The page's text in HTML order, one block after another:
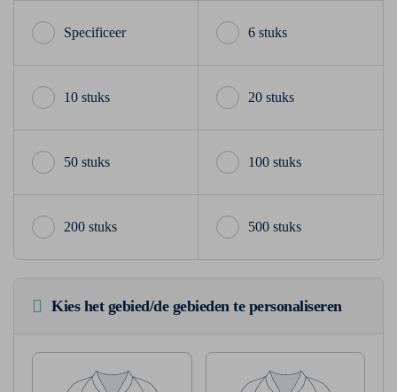
6 stuks
10 stuks 20 stuks
50 stuks 100 stuks
200 stuks 500 stuks
Kies het gebied/de gebieden te personaliseren